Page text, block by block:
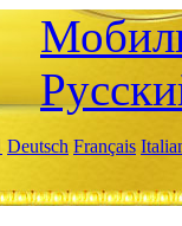
Deutsch Français